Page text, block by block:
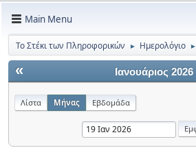
Main Menu
Το Στέκι των Πληροφορικών ► Ημερολόγιο ►
« Ιανουάριος 2026
Λίστα Μήνας Εβδομάδα